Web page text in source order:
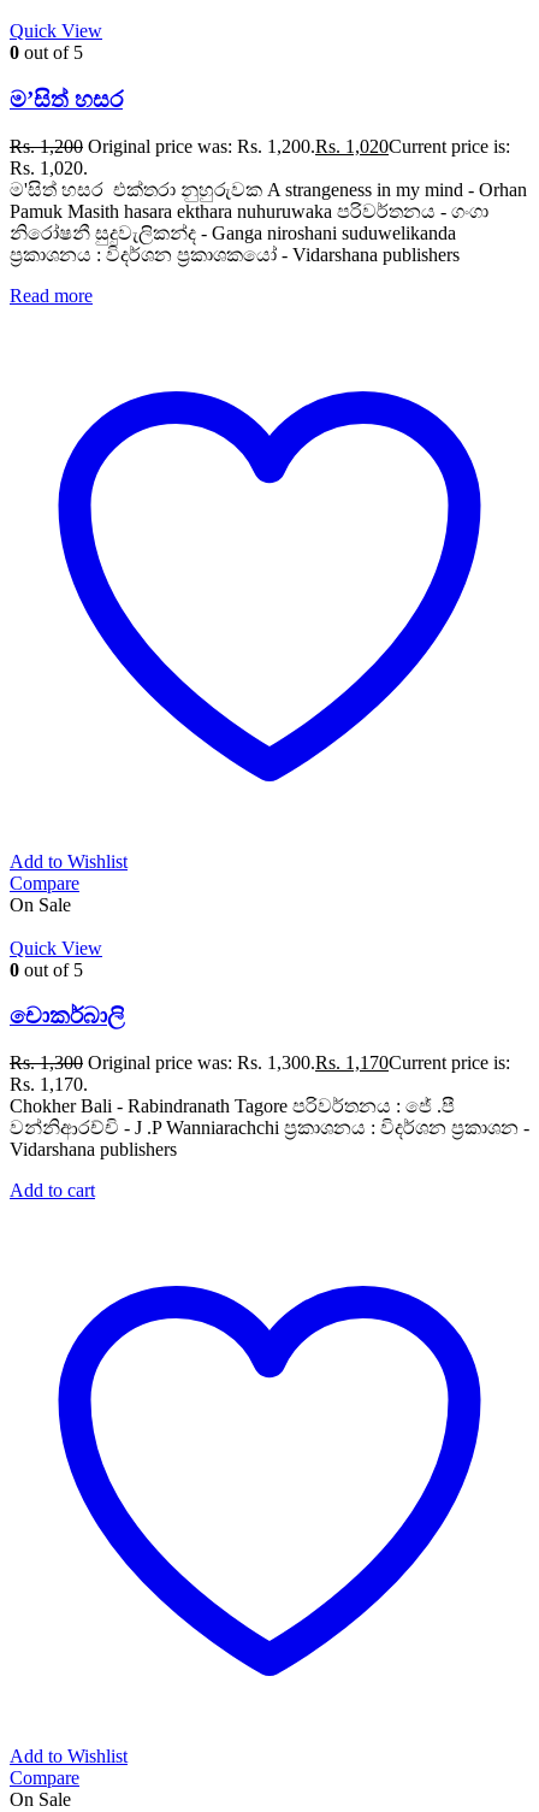
Quick View
0 out of 5
ම’සිත් හසර
Rs.1,200 Original price was: Rs. 1,200.Rs. 1,020Current price is:
Rs. 1,020.
ම'සිත් හසර එක්තරා නුහුරුවක A strangeness in my mind - Orhan
Pamuk Masith hasara ekthara nuhuruwaka පරිවර්තනය - ගංගා
නිරෝෂනී සුදුවැලිකන්ද - Ganga niroshani suduwelikanda
ප්‍රකාශනය : විදර්ශන ප්‍රකාශකයෝ - Vidarshana publishers
Read more
Add to Wishlist
Compare
On Sale
Quick View
0 out of 5
චොකර්බාලි
Rs.1,300 Original price was: Rs. 1,300.Rs. 1,170Current price is:
Rs. 1,170.
Chokher Bali - Rabindranath Tagore පරිවර්තනය : ජේ .පී
වන්නිආරච්චි - J .P Wanniarachchi ප්‍රකාශනය : විදර්ශන ප්‍රකාශන -
Vidarshana publishers
Add to cart
Add to Wishlist
Compare
On Sale